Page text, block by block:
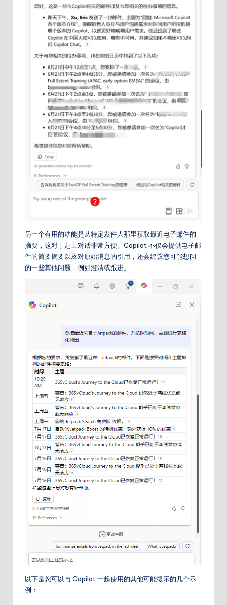
另一个有用的功能是从特定发件人那里获取最近电子邮件的
摘要，这对于赶上对话非常方便。Copilot 不仅会提供电子邮
件的简要摘要以及对原始消息的引用，还会建议您可能想问
的一些其他问题，例如澄清或跟进。
以下是您可以与 Copilot 一起使用的其他可能提示的几个示
例：